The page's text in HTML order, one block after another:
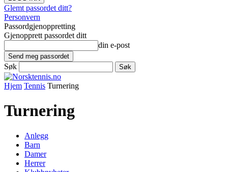
Glemt passordet ditt?
Personvern
Passordgjenoppretting
Gjenopprett passordet ditt
din e-post
Søk
Hjem Tennis Turnering
Turnering
Anlegg
Barn
Damer
Herrer